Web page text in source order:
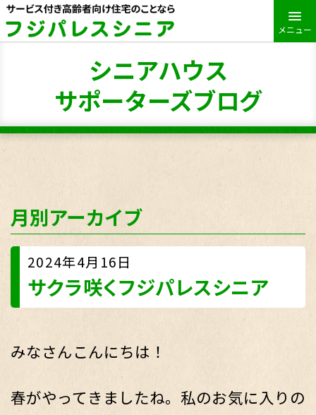
メニュー
シニアハウス
サポーターズブログ
月別アーカイブ
2024年4月16日
サクラ咲くフジパレスシニア
みなさんこんにちは！
春がやってきましたね。私のお気に入りの